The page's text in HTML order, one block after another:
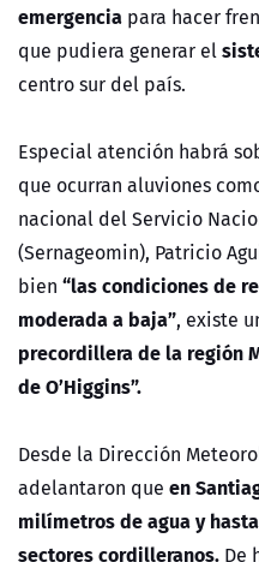
emergencia para hacer
que pudiera generar el
centro sur del país.
Especial atención habrá
que ocurran aluviones
nacional del Servicio
(Sernageomin), Patricio
bien “las condiciones de
moderada a baja”, existe
precordillera de la región
de O’Higgins”.
Desde la Dirección
adelantaron que en
milímetros de agua y
sectores cordilleranos. De